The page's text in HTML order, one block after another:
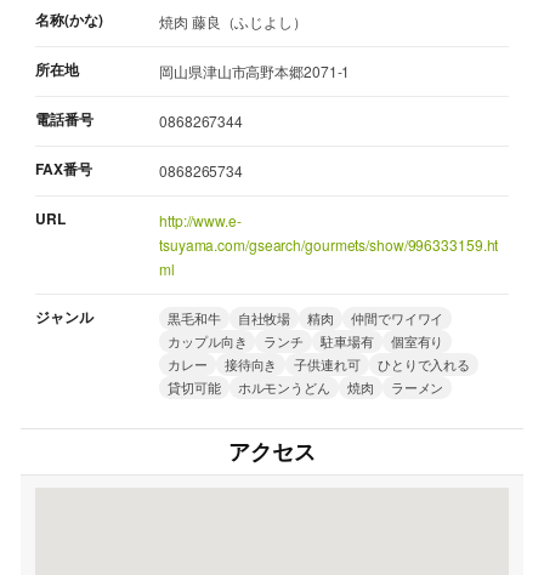
名称(かな) 焼肉 藤良（ふじよし）
所在地 岡山県津山市高野本郷2071-1
電話番号 0868267344
FAX番号 0868265734
URL
http://www.e-
tsuyama.com/gsearch/gourmets/show/996333159.ht
ml
ジャンル 黒毛和牛 自社牧場 精肉
仲間でワイワイ
カップル向き
ランチ 駐車場有
個室有り
カレー
接待向き 子供連れ可
ひとりで入れる
貸切可能
ホルモンうどん 焼肉 ラーメン
アクセス